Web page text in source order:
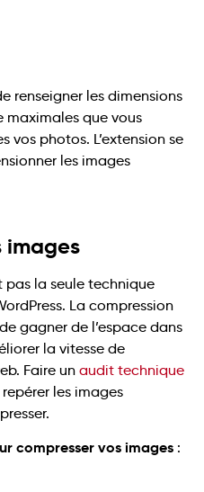
renseigner les dimensions
maximales que vous
photos. L’extension se
les images
images
pas la seule technique
La compression
gagner de l’espace dans
la vitesse de
Faire un audit technique
les images
compresser vos images :